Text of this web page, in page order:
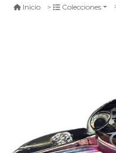
Inicio Colecciones